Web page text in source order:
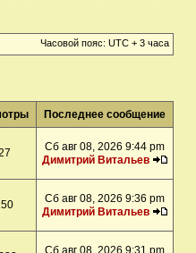
Часовой пояс: UTC + 3 часа
Последнее сообщение
Сб авг 08, 2026 9:44 pm
Димитрий Витальев
Сб авг 08, 2026 9:36 pm
Димитрий Витальев
Сб авг 08, 2026 9:31 pm